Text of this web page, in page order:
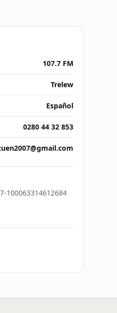
107.7 FM
Trelew
Español
0280 44 32 853
100063314612684